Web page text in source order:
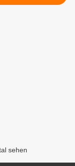
sehen